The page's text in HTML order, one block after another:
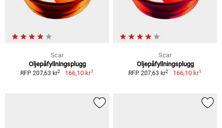
Scar
Oljepåfyllningsplugg
RFP 207,63 kr2 166,10 kr1
Scar
Oljepåfyllningsplugg
RFP 207,63 kr2 166,10 kr1